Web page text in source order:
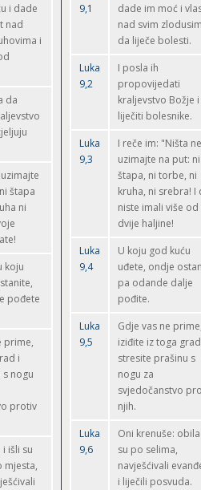
i dade
nad
i
da
štapa
ni
koju
pođete
prime,
i
nogu
protiv
išli su
mjesta,
9,1
dade im moć i
nad svim
da liječe bolesti.
Luka
9,2
I posla ih
propovijedati
kraljevstvo Božje i
liječiti bolesnike.
Luka
9,3
I reče im: "Ništa
uzimajte na put: ni
štapa, ni torbe, ni
kruha, ni srebra! I
niste imali više od
dvije haljine!
Luka
9,4
U koju god kuću
uđete, ondje
pa odande dalje
pođite.
Luka
9,5
Gdje vas ne
iziđite iz toga
stresite prašinu s
nogu za
svjedočanstvo
njih.
Luka
9,6
Oni krenuše:
su po selima,
navješćivali
i liječili posvuda.